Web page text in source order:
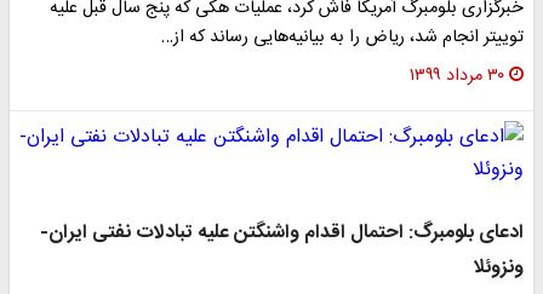
خبرگزاری بلومبرگ آمریکا فاش کرد، عملیات هکی که پنج سال قبل علیه
توییتر انجام شد، ریاض را به بیانیه‌هایی رساند که از…
۳۰ مرداد ۱۳۹۹
ادعای بلومبرگ: احتمال اقدام واشنگتن علیه تبادلات نفتی ایران-
ونزوئلا